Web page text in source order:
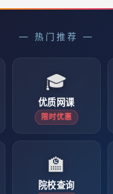
— 热门推荐 —
🎓
优质网课
限时优惠
🏫
院校查询